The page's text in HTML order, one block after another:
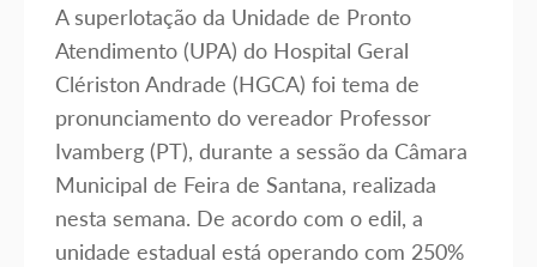
A superlotação da Unidade de Pronto
Atendimento (UPA) do Hospital Geral
Clériston Andrade (HGCA) foi tema de
pronunciamento do vereador Professor
Ivamberg (PT), durante a sessão da Câmara
Municipal de Feira de Santana, realizada
nesta semana. De acordo com o edil, a
unidade estadual está operando com 250%